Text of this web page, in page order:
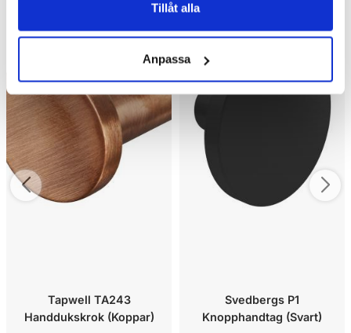
Tillåt alla
Anpassa
Kampanj
Tapwell TA243
Handdukskrok (Koppar)
Svedbergs P1
Knopphandtag (Svart)